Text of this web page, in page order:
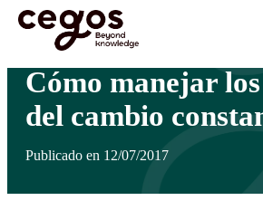
Skip to main content
Estás aquí: Inicio >Actualidades Cómo manejar los
Cómo manejar
del cambio
Publicado en 12/07/2017